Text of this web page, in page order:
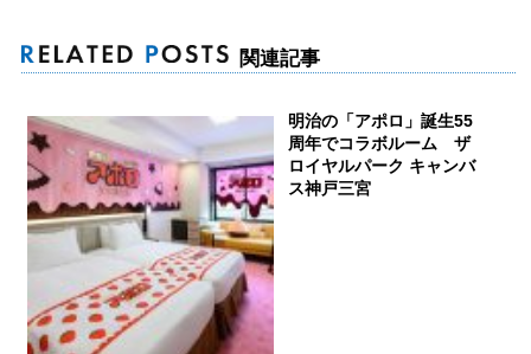
関連記事
明治の「アポロ」誕生55
周年でコラボルーム ザ
ロイヤルパーク キャンバ
ス神戸三宮